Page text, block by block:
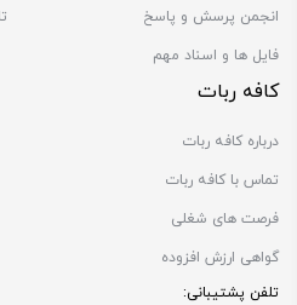
انجمن پرسش و پاسخ
فایل ها و اسناد مهم
کافه ربات
درباره کافه ربات
تماس با کافه ربات
فرصت های شغلی
گواهی ارزش افزوده
تلفن پشتیبانی: